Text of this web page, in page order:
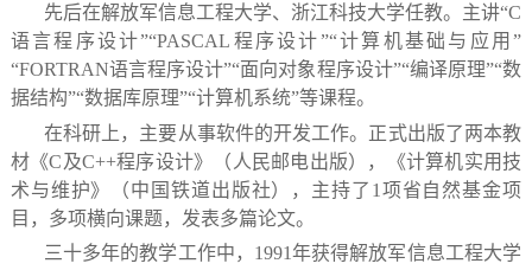
先后在解放军信息工程大学、浙江科技大学任教。 主讲“C
语言程序设计”“PASCAL程序设计”“计算机基础与应用”
“FORTRAN语言程序设计”“面向对象程序设计”“编译原理”“数
据结构”“数据库原理”“计算机系统”等课程。
在科研上，主要从事软件的开发工作。 正式出版了两本教
材《C及C++程序设计》（人民邮电出版），《计算机实用技
术与维护》（中国铁道出版社），主持了1项省自然基金项
目，多项横向课题，发表多篇论文。
三十多年的教学工作中，1991年获得解放军信息工程大学